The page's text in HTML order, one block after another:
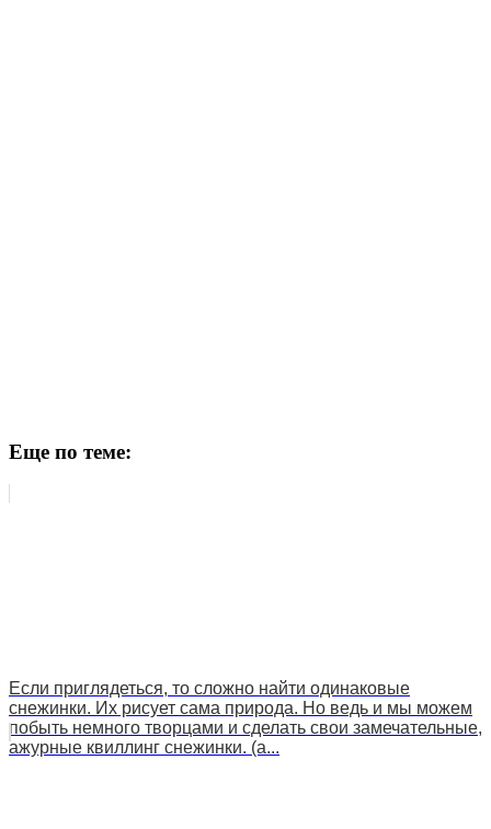
Еще по теме:
Если приглядеться, то сложно найти одинаковые
снежинки. Их рисует сама природа. Но ведь и мы можем
побыть немного творцами и сделать свои замечательные,
ажурные квиллинг снежинки. (a...